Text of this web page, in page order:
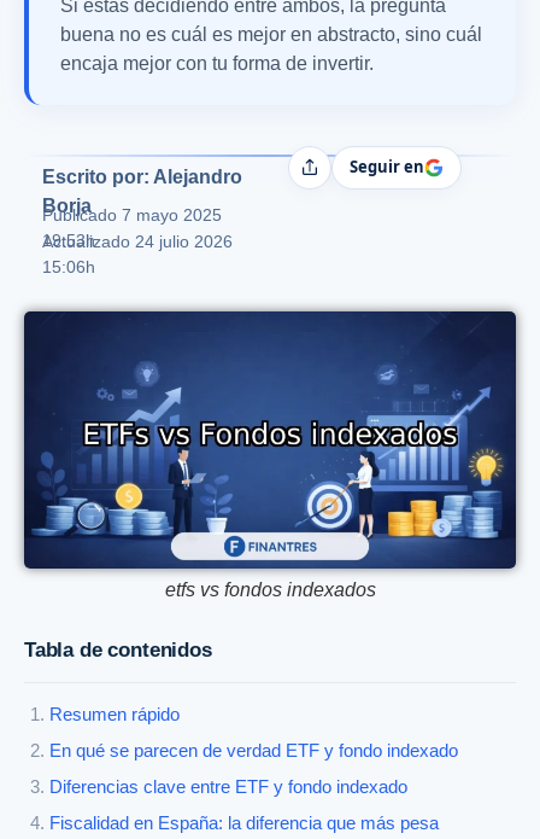
Si estás decidiendo entre ambos, la pregunta
buena no es cuál es mejor en abstracto, sino cuál
encaja mejor con tu forma de invertir.
Escrito por: Alejandro
Borja
Publicado 7 mayo 2025
19:53h
Actualizado 24 julio 2026
15:06h
CompartirSeguir en
etfs vs fondos indexados
Tabla de contenidos
Resumen rápido
En qué se parecen de verdad ETF y fondo indexado
Diferencias clave entre ETF y fondo indexado
Fiscalidad en España: la diferencia que más pesa